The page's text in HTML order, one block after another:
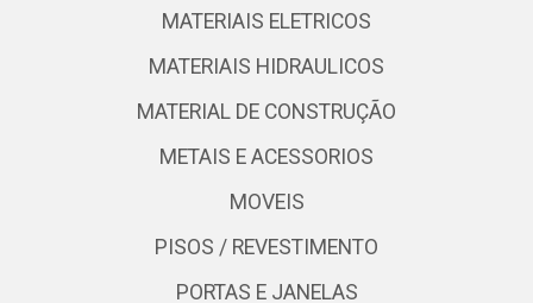
MATERIAIS ELETRICOS
MATERIAIS HIDRAULICOS
MATERIAL DE CONSTRUÇÃO
METAIS E ACESSORIOS
MOVEIS
PISOS / REVESTIMENTO
PORTAS E JANELAS